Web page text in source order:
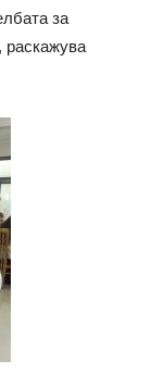
за
раскажува